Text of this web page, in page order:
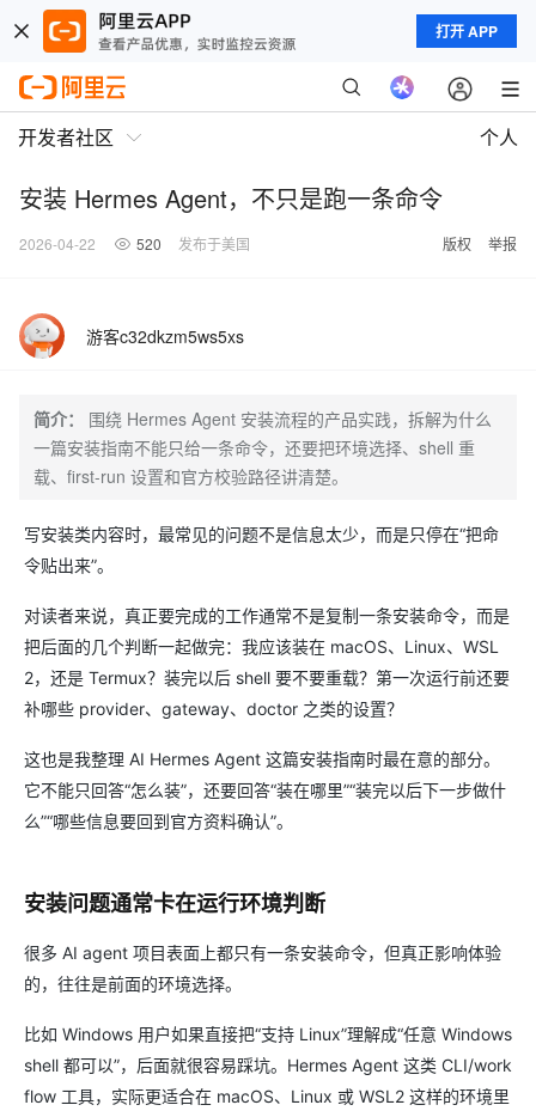
打开 APP
开发者社区 个人
安装 Hermes Agent，不只是跑一条命令
2026-04-22 520 发布于美国 版权 举报
游客c32dkzm5ws5xs
简介：
围绕 Hermes Agent 安装流程的产品实践，拆解为什么
一篇安装指南不能只给一条命令，还要把环境选择、shell 重
载、first-run 设置和官方校验路径讲清楚。
写安装类内容时，最常见的问题不是信息太少，而是只停在“把命
令贴出来”。
对读者来说，真正要完成的工作通常不是复制一条安装命令，而是
把后面的几个判断一起做完：我应该装在 macOS、Linux、WSL
2，还是 Termux？装完以后 shell 要不要重载？第一次运行前还要
补哪些 provider、gateway、doctor 之类的设置？
这也是我整理 AI Hermes Agent 这篇安装指南时最在意的部分。
它不能只回答“怎么装”，还要回答“装在哪里”“装完以后下一步做什
么”“哪些信息要回到官方资料确认”。
安装问题通常卡在运行环境判断
很多 AI agent 项目表面上都只有一条安装命令，但真正影响体验
的，往往是前面的环境选择。
比如 Windows 用户如果直接把“支持 Linux”理解成“任意 Windows
shell 都可以”，后面就很容易踩坑。Hermes Agent 这类 CLI/work
flow 工具，实际更适合在 macOS、Linux 或 WSL2 这样的环境里